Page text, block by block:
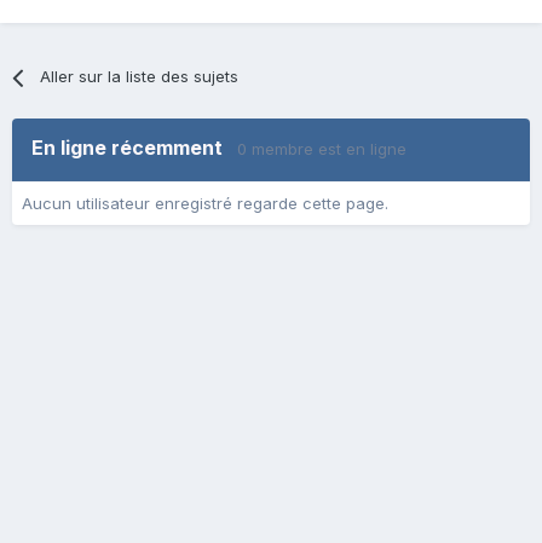
Aller sur la liste des sujets
En ligne récemment 0 membre est en ligne
Aucun utilisateur enregistré regarde cette page.